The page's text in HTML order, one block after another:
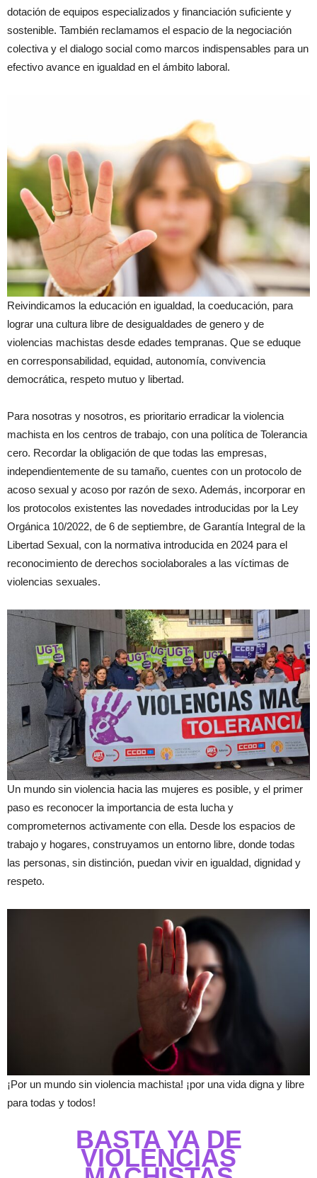
dotación de equipos especializados y financiación suficiente y
sostenible. También reclamamos el espacio de la negociación
colectiva y el dialogo social como marcos indispensables para un
efectivo avance en igualdad en el ámbito laboral.
Reivindicamos la educación en igualdad, la coeducación, para
lograr una cultura libre de desigualdades de genero y de
violencias machistas desde edades tempranas. Que se eduque
en corresponsabilidad, equidad, autonomía, convivencia
democrática, respeto mutuo y libertad.
Para nosotras y nosotros, es prioritario erradicar la violencia
machista en los centros de trabajo, con una política de Tolerancia
cero. Recordar la obligación de que todas las empresas,
independientemente de su tamaño, cuentes con un protocolo de
acoso sexual y acoso por razón de sexo. Además, incorporar en
los protocolos existentes las novedades introducidas por la Ley
Orgánica 10/2022, de 6 de septiembre, de Garantía Integral de la
Libertad Sexual, con la normativa introducida en 2024 para el
reconocimiento de derechos sociolaborales a las víctimas de
violencias sexuales.
Un mundo sin violencia hacia las mujeres es posible, y el primer
paso es reconocer la importancia de esta lucha y
comprometernos activamente con ella. Desde los espacios de
trabajo y hogares, construyamos un entorno libre, donde todas
las personas, sin distinción, puedan vivir en igualdad, dignidad y
respeto.
¡Por un mundo sin violencia machista! ¡por una vida digna y libre
para todas y todos!
BASTA YA DE
VIOLENCIAS